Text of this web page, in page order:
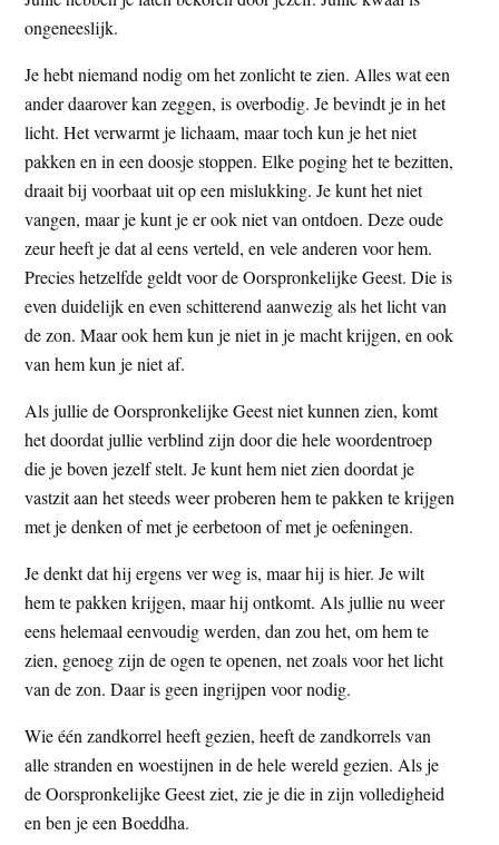
ongeneeslijk.
Je hebt niemand nodig om het zonlicht te zien. Alles wat een
ander daarover kan zeggen, is overbodig. Je bevindt je in het
licht. Het verwarmt je lichaam, maar toch kun je het niet
pakken en in een doosje stoppen. Elke poging het te bezitten,
draait bij voorbaat uit op een mislukking. Je kunt het niet
vangen, maar je kunt je er ook niet van ontdoen. Deze oude
zeur heeft je dat al eens verteld, en vele anderen voor hem.
Precies hetzelfde geldt voor de Oorspronkelijke Geest. Die is
even duidelijk en even schitterend aanwezig als het licht van
de zon. Maar ook hem kun je niet in je macht krijgen, en ook
van hem kun je niet af.
Als jullie de Oorspronkelijke Geest niet kunnen zien, komt
het doordat jullie verblind zijn door die hele woordentroep
die je boven jezelf stelt. Je kunt hem niet zien doordat je
vastzit aan het steeds weer proberen hem te pakken te krijgen
met je denken of met je eerbetoon of met je oefeningen.
Je denkt dat hij ergens ver weg is, maar hij is hier. Je wilt
hem te pakken krijgen, maar hij ontkomt. Als jullie nu weer
eens helemaal eenvoudig werden, dan zou het, om hem te
zien, genoeg zijn de ogen te openen, net zoals voor het licht
van de zon. Daar is geen ingrijpen voor nodig.
Wie één zandkorrel heeft gezien, heeft de zandkorrels van
alle stranden en woestijnen in de hele wereld gezien. Als je
de Oorspronkelijke Geest ziet, zie je die in zijn volledigheid
en ben je een Boeddha.